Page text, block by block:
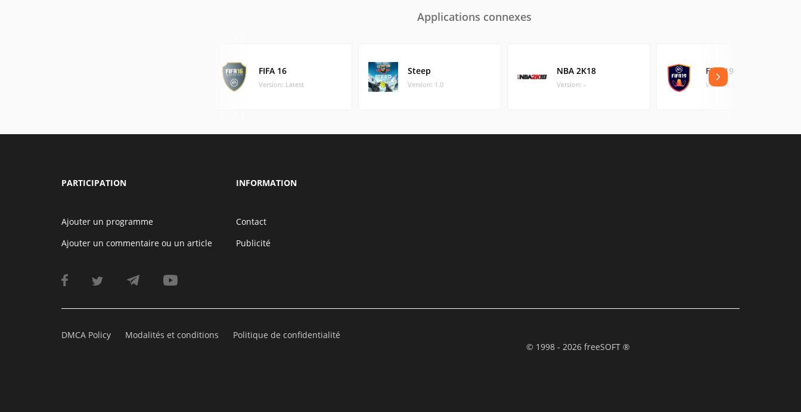
Applications connexes
FIFA 16
Version: Latest
Steep
Version: 1.0
NBA 2K18
Version: -
FIFA 19
Version: Latest
PARTICIPATION
Ajouter un programme
Ajouter un commentaire ou un article
INFORMATION
Contact
Publicité
DMCA Policy Modalités et conditions
Politique de confidentialité
© 1998 - 2026 freeSOFT ®